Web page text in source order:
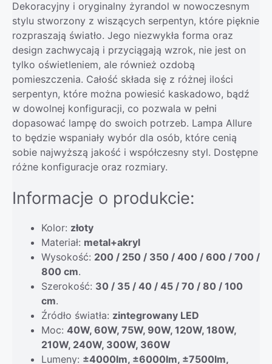
Dekoracyjny i oryginalny żyrandol w nowoczesnym
stylu stworzony z wiszących serpentyn, które pięknie
rozpraszają światło. Jego niezwykła forma oraz
design zachwycają i przyciągają wzrok, nie jest on
tylko oświetleniem, ale również ozdobą
pomieszczenia. Całość składa się z różnej ilości
serpentyn, które można powiesić kaskadowo, bądź
w dowolnej konfiguracji, co pozwala w pełni
dopasować lampę do swoich potrzeb. Lampa Allure
to będzie wspaniały wybór dla osób, które cenią
sobie najwyższą jakość i współczesny styl. Dostępne
różne konfiguracje oraz rozmiary.
Informacje o produkcie:
Kolor: złoty
Materiał: metal+akryl
Wysokość: 200 / 250 / 350 / 400 / 600 / 700 /
800 cm.
Szerokość: 30 / 35 / 40 / 45 / 70 / 80 / 100
cm.
Źródło światła: zintegrowany LED
Moc: 40W, 60W, 75W, 90W, 120W, 180W,
210W, 240W, 300W, 360W
Lumeny: ±4000lm, ±6000lm, ±7500lm,